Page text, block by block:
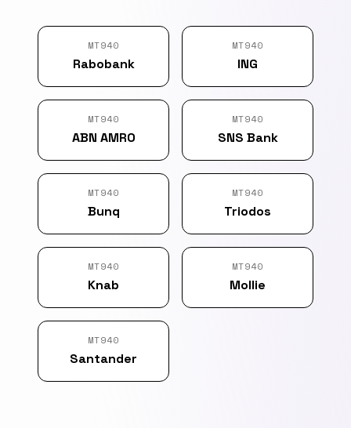
MT940
Rabobank
MT940
ING
MT940
ABN AMRO
MT940
SNS Bank
MT940
Bunq
MT940
Triodos
MT940
Knab
MT940
Mollie
MT940
Santander